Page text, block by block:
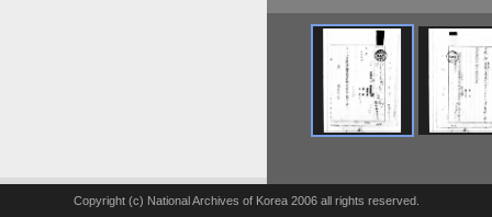
Copyright (c) National Archives of Korea 2006 all rights reserved.